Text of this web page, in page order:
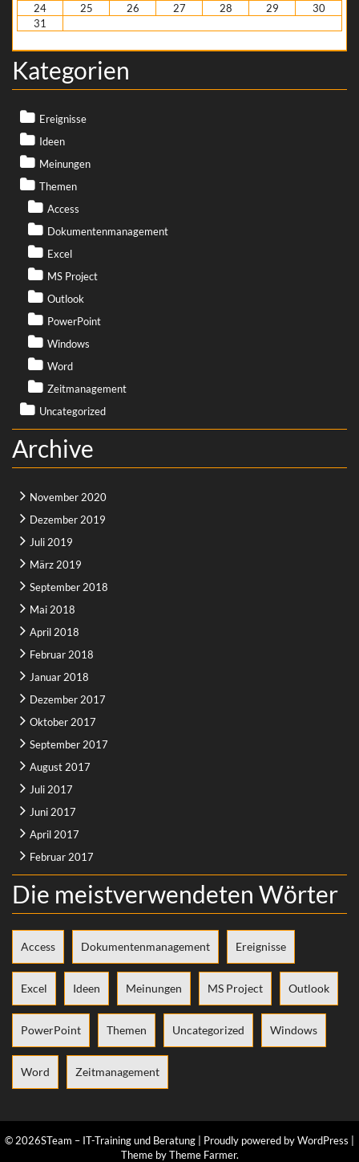
24
25 26 27 28 29
30
31
Kategorien
Ereignisse
Ideen
Meinungen
Themen
Access
Dokumentenmanagement
Excel
MS Project
Outlook
PowerPoint
Windows
Word
Zeitmanagement
Uncategorized
Archive
November 2020
Dezember 2019
Juli 2019
März 2019
September 2018
Mai 2018
April 2018
Februar 2018
Januar 2018
Dezember 2017
Oktober 2017
September 2017
August 2017
Juli 2017
Juni 2017
April 2017
Februar 2017
Die meistverwendeten Wörter
Access Dokumentenmanagement Ereignisse
Excel Ideen Meinungen MS Project Outlook
PowerPoint Themen Uncategorized Windows
Word Zeitmanagement
© 2026STeam – IT-Training und Beratung | Proudly powered by WordPress |
Theme byTheme Farmer.